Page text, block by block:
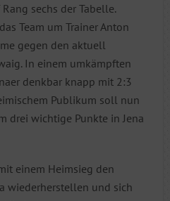
sechs der Tabelle.
Team um Trainer Anton
gegen den aktuell
In einem umkämpften
denkbar knapp mit 2:3
Publikum soll nun
drei wichtige Punkte in Jena
einem Heimsieg den
wiederherstellen und sich